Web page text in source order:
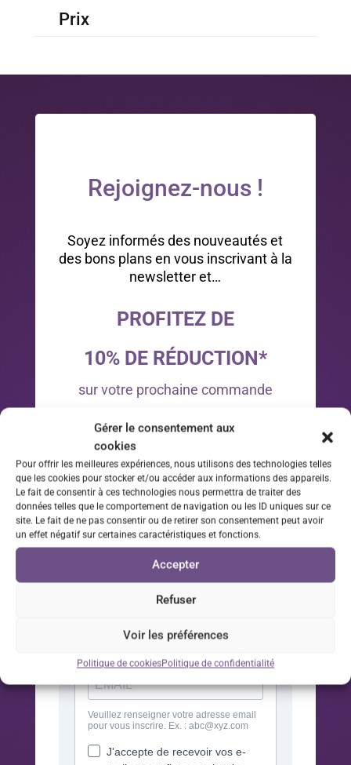
Gérer le consentement aux
cookies
Pour offrir les meilleures expériences, nous utilisons des technologies telles
que les cookies pour stocker et/ou accéder aux informations des appareils.
Le fait de consentir à ces technologies nous permettra de traiter des
données telles que le comportement de navigation ou les ID uniques sur ce
site. Le fait de ne pas consentir ou de retirer son consentement peut avoir
un effet négatif sur certaines caractéristiques et fonctions.
Accepter
Refuser
Voir les préférences
Politique de cookiesPolitique de confidentialité
Prix
Rejoignez-nous !
Soyez informés des nouveautés et
des bons plans en vous inscrivant à la
newsletter et…
PROFITEZ DE
10% DE RÉDUCTION*
sur votre prochaine commande
*Offre valable 30 jours à compter de la date d’inscription
à la newsletter sur votre prochaine commande.